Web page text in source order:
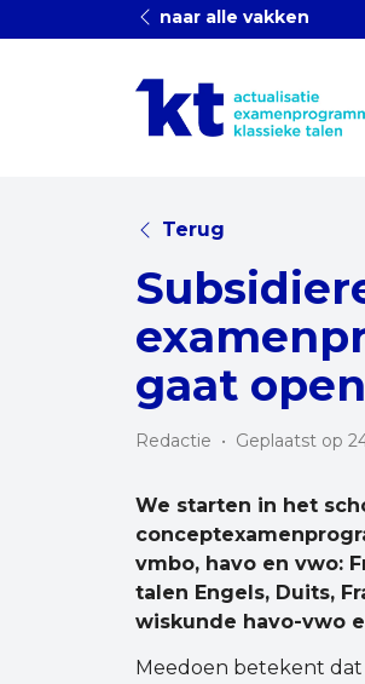
naar alle vakken
Terug
gaat open
Redactie • Geplaatst op
We starten in het
vmbo, havo en vwo:
talen Engels, Duits,
wiskunde havo-vwo
Meedoen betekent dat